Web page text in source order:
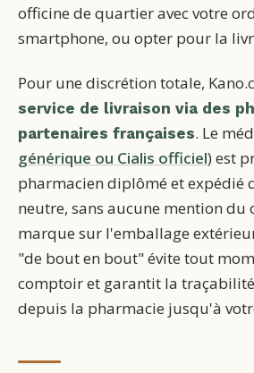
officine de quartier avec votre
smartphone, ou opter pour la
Pour une discrétion totale,
service de livraison via des
partenaires françaises. Le
générique ou Cialis officiel) est
pharmacien diplômé et expédié
neutre, sans aucune mention du
marque sur l'emballage
"de bout en bout" évite tout
comptoir et garantit la
depuis la pharmacie jusqu'à